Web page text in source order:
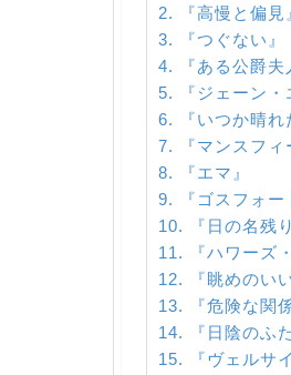
『高慢と偏見
『つぐない』
『ある公爵夫
『ジェーン・
『いつか晴れ
『マンスフ
『エマ』
『ゴスフォー
『日の名残
『ハワーズ
『眺めのい
『危険な関
『日陰のふ
『ヴェルサ